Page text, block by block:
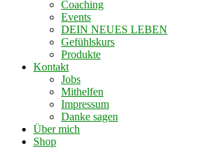
Coaching
Events
DEIN NEUES LEBEN
Gefühlskurs
Produkte
Kontakt
Jobs
Mithelfen
Impressum
Danke sagen
Über mich
Shop